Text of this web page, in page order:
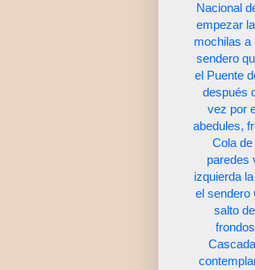
Nacional
empezar
mochilas a
sendero
el Puente
después
vez por
abedules,
Cola
paredes
izquierda
el sendero
salto